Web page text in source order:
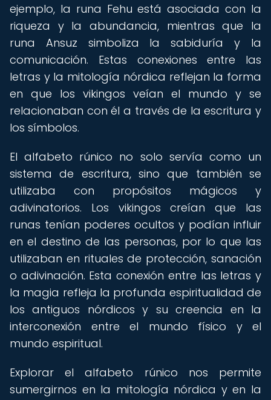
ejemplo, la runa Fehu está asociada con la
riqueza y la abundancia, mientras que la
runa Ansuz simboliza la sabiduría y la
comunicación. Estas conexiones entre las
letras y la mitología nórdica reflejan la forma
en que los vikingos veían el mundo y se
relacionaban con él a través de la escritura y
los símbolos.
El alfabeto rúnico no solo servía como un
sistema de escritura, sino que también se
utilizaba con propósitos mágicos y
adivinatorios. Los vikingos creían que las
runas tenían poderes ocultos y podían influir
en el destino de las personas, por lo que las
utilizaban en rituales de protección, sanación
o adivinación. Esta conexión entre las letras y
la magia refleja la profunda espiritualidad de
los antiguos nórdicos y su creencia en la
interconexión entre el mundo físico y el
mundo espiritual.
Explorar el alfabeto rúnico nos permite
sumergirnos en la mitología nórdica y en la